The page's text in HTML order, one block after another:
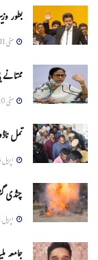
بطور
مئی 11, 2026
ممتا
مئی 10, 2026
تمل ناڈو کے 9 پولیس
اپریل 6, 2026
چنڈی
اپریل 1, 2026